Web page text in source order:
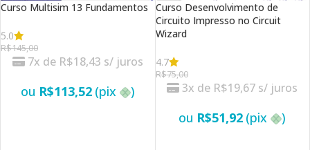
Curso Multisim 13 Fundamentos
5.0
R$145,00
7x de R$18,43 s/ juros
ou R$113,52 (pix )
Curso Desenvolvimento de
Circuito Impresso no Circuit
Wizard
4.7
R$75,00
3x de R$19,67 s/ juros
ou R$51,92 (pix )